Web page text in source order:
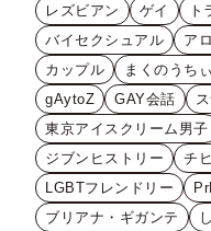
レズビアン ゲイ
ト
バイセクシュアル
ア
カップル
まくのうち
gAytoZ
GAY会話
東京アイスクリーム男子
ジブンヒストリー
チ
LGBTフレンドリー
ブリアナ・ギガンテ